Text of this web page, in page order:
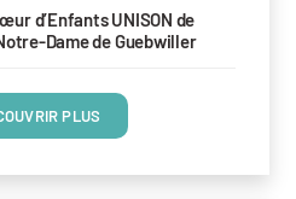
d’Enfants UNISON de
Dame de Guebwiller
PLUS